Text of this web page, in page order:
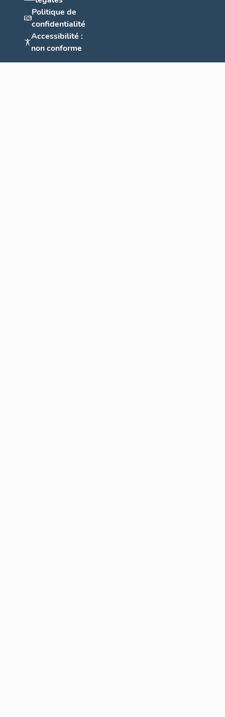
Politique de
confidentialité
Accessibilité :
non conforme